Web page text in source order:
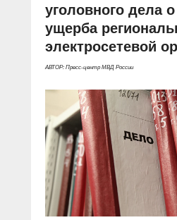
уголовного дела
ущерба
электросетевой
АВТОР: Пресс-центр МВД России